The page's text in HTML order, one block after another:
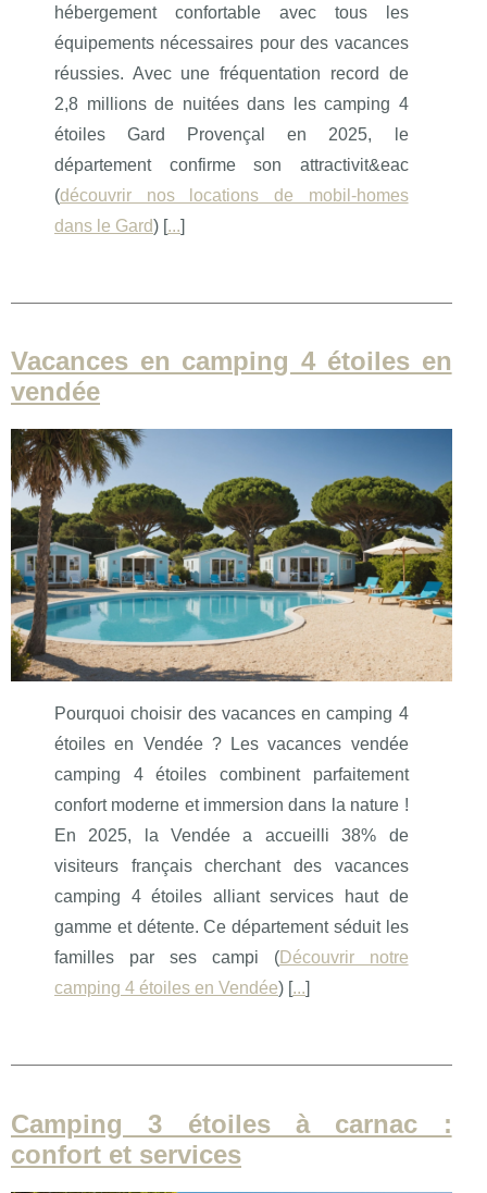
hébergement confortable avec tous les
équipements nécessaires pour des vacances
réussies. Avec une fréquentation record de
2,8 millions de nuitées dans les camping 4
étoiles Gard Provençal en 2025, le
département confirme son attractivit&eac
(découvrir nos locations de mobil-homes
dans le Gard) [...]
Vacances en camping 4 étoiles en
vendée
Pourquoi choisir des vacances en camping 4
étoiles en Vendée ? Les vacances vendée
camping 4 étoiles combinent parfaitement
confort moderne et immersion dans la nature !
En 2025, la Vendée a accueilli 38% de
visiteurs français cherchant des vacances
camping 4 étoiles alliant services haut de
gamme et détente. Ce département séduit les
familles par ses campi (Découvrir notre
camping 4 étoiles en Vendée) [...]
Camping 3 étoiles à carnac :
confort et services